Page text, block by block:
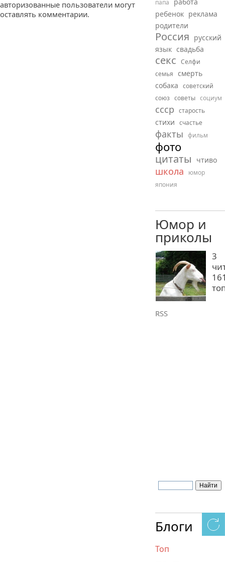
авторизованные пользователи могут
оставлять комментарии.
Юмор и
приколы
3
RSS
папа
ребенок реклама
родители
Россия русский
язык свадьба
секс Селфи
семья смерть
собака советский
союз советы социум
ссср старость
стихи счастье
факты фильм
фото
цитаты чтиво
школа
юмор
япония
Блоги
Топ